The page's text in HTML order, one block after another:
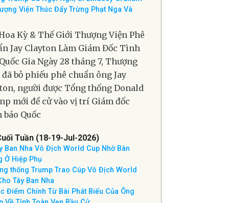
Đạn Đạo Của Iran Tại Trung Đông
Sẽ ‘Tiêu Diệt’ Cơ Sở Pickaxe Mountain
Trump Ca Ngợi Nghị Sĩ Lindsey Graham
Viện Thúc Đẩy Trừng Phạt Nga Và
Kỳ & Thế Giới Thượng Viện Phê
Jay Clayton Làm Giám Đốc Tình
Gia Ngày 28 tháng 7, Thượng
bỏ phiếu phê chuẩn ông Jay
mới đề cử vào vị trí Giám đốc
Quốc
Tuần (18-19-Jul-2026)
Ban Nha Vô Địch World Cup Nhờ Bàn
Ở Hiệp Phụ